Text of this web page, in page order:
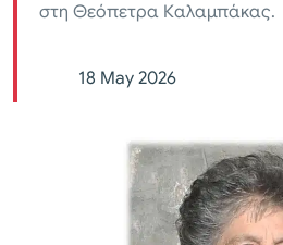
στη Θεόπετρα Καλαμπάκας.
18 May 2026